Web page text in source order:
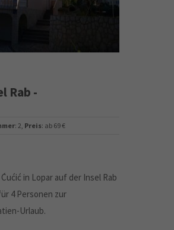
Rab -
: 2, Preis: ab 69 €
in Lopar auf der Insel Rab
4 Personen zur
Urlaub.